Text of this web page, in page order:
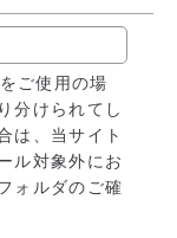
ご使用の場
分けられてし
は、当サイト
ル対象外にお
ォルダのご確